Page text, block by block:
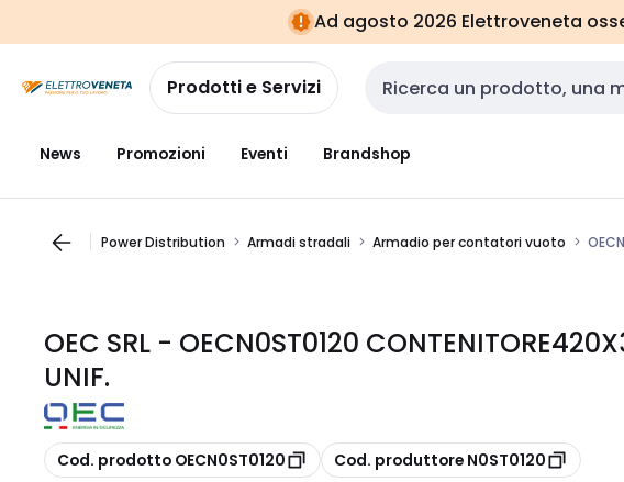
navigazionealla
pagina
Ad agosto 2026 Elettroveneta
Prodotti e Servizi Cerca input
News Promozioni Eventi Brandshop
Power Distribution Armadi stradali Armadio per contatori vuoto
OEC SRL - OECN0ST0120
UNIF.
copia
Cod. prodotto OECN0ST0120 copia
Cod. produttore N0ST0120